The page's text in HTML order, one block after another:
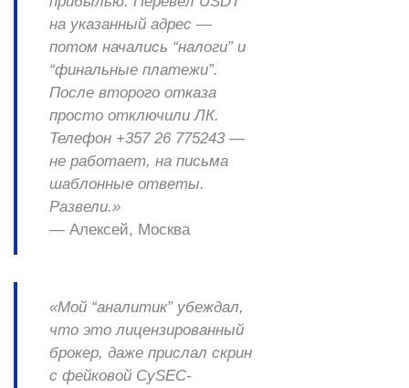
на указанный адрес —
потом начались “налоги” и
“финальные платежи”.
После второго отказа
просто отключили ЛК.
Телефон +357 26 775243 —
не работает, на письма
шаблонные ответы.
Развели.»
— Алексей, Москва
«Мой “аналитик” убеждал,
что это лицензированный
брокер, даже прислал скрин
с фейковой CySEC-